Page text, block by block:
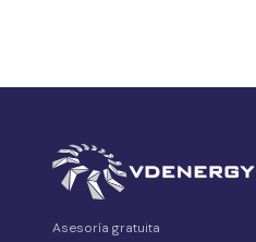
Asesoría gratuita